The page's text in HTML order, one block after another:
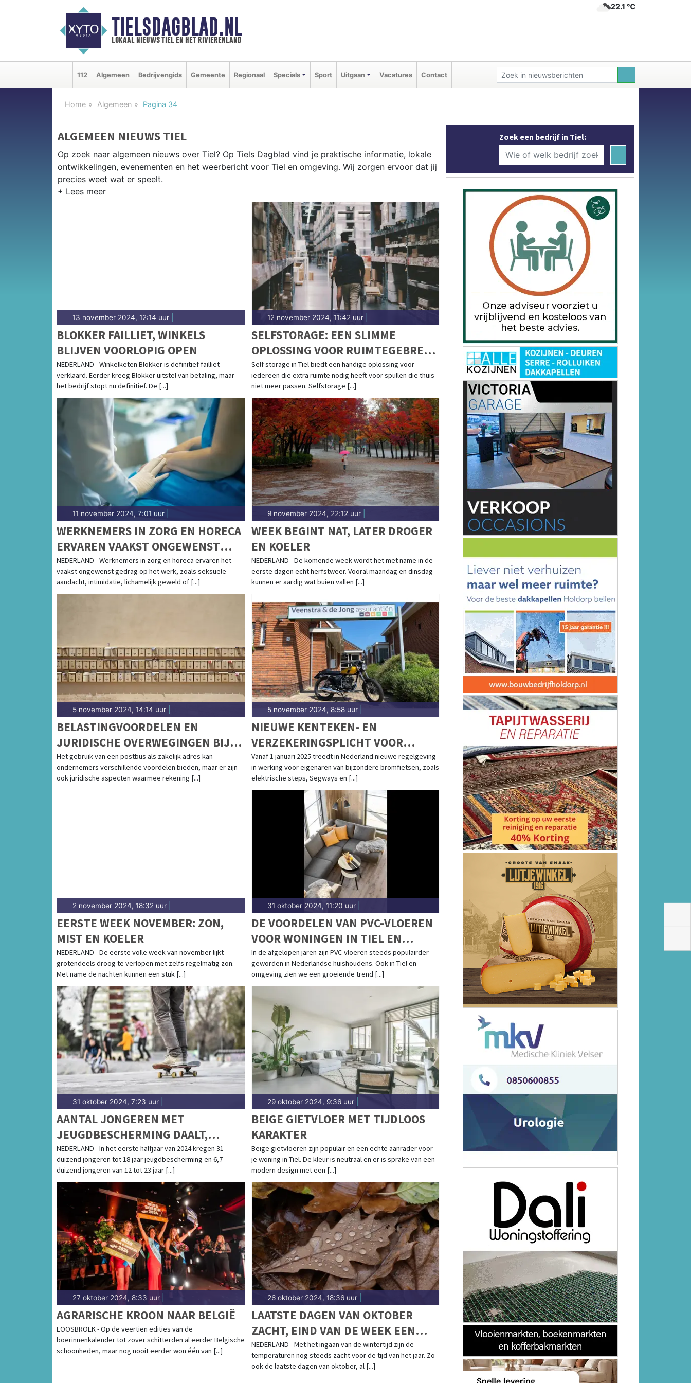
TIELSDAGBLAD.NL
lokaal nieuws tiel en het rivierenland
22.1 ℃
112 Algemeen Bedrijvengids Gemeente Regionaal Specials Sport Uitgaan Vacatures Contact
Home Algemeen Pagina 34
ALGEMEEN NIEUWS TIEL
Op zoek naar algemeen nieuws over Tiel? Op Tiels Dagblad vind je praktische informatie, lokale
ontwikkelingen, evenementen en het weerbericht voor Tiel en omgeving. Wij zorgen ervoor dat jij
precies weet wat er speelt.
Van werkzaamheden op de A15 en de Waaldijk tot evenementen als de Fruitcorso en het
weersbericht voor het Gelderse Rivierenland rondom Tiel.
13 november 2024, 12:14 uur
BLOKKER FAILLIET, WINKELS
BLIJVEN VOORLOPIG OPEN
NEDERLAND - Winkelketen Blokker is definitief failliet
verklaard. Eerder kreeg Blokker uitstel van betaling, maar
het bedrijf stopt nu definitief. De [...]
12 november 2024, 11:42 uur|
SELFSTORAGE: EEN SLIMME
OPLOSSING VOOR RUIMTEGEBREK
IN TIEL
Self storage in Tiel biedt een handige oplossing voor
iedereen die extra ruimte nodig heeft voor spullen die thuis
niet meer passen. Selfstorage [...]
11 november 2024, 7:01 uur
WERKNEMERS IN ZORG EN HORECA
ERVAREN VAAKST ONGEWENST
GEDRAG
NEDERLAND - Werknemers in zorg en horeca ervaren het
vaakst ongewenst gedrag op het werk, zoals seksuele
aandacht, intimidatie, lichamelijk geweld of [...]
9 november 2024, 22:12 uur|
WEEK BEGINT NAT, LATER DROGER
EN KOELER
NEDERLAND - De komende week wordt het met name in de
eerste dagen echt herfstweer. Vooral maandag en dinsdag
kunnen er aardig wat buien vallen [...]
5 november 2024, 14:14 uur
BELASTINGVOORDELEN EN
JURIDISCHE OVERWEGINGEN BIJ
HET GEBRUIK VAN EEN POSTBUS
ALS ZAKELIJK ADRES
Het gebruik van een postbus als zakelijk adres kan
ondernemers verschillende voordelen bieden, maar er zijn
ook juridische aspecten waarmee rekening [...]
5 november 2024, 8:58 uur|
NIEUWE KENTEKEN- EN
VERZEKERINGSPLICHT VOOR
ELEKTRISCHE STEPS EN ANDERE
BIJZONDERE BROMFIETSEN
Vanaf 1 januari 2025 treedt in Nederland nieuwe regelgeving
in werking voor eigenaren van bijzondere bromfietsen, zoals
elektrische steps, Segways en [...]
2 november 2024, 18:32 uur
EERSTE WEEK NOVEMBER: ZON,
MIST EN KOELER
NEDERLAND - De eerste volle week van november lijkt
grotendeels droog te verlopen met zelfs regelmatig zon.
Met name de nachten kunnen een stuk [...]
31 oktober 2024, 11:20 uur|
DE VOORDELEN VAN PVC-VLOEREN
VOOR WONINGEN IN TIEL EN
OMGEVING
In de afgelopen jaren zijn PVC-vloeren steeds populairder
geworden in Nederlandse huishoudens. Ook in Tiel en
omgeving zien we een groeiende trend [...]
31 oktober 2024, 7:23 uur
AANTAL JONGEREN MET
JEUGDBESCHERMING DAALT,
JEUGDRECLASSERING NEEMT TOE
NEDERLAND - In het eerste halfjaar van 2024 kregen 31
duizend jongeren tot 18 jaar jeugdbescherming en 6,7
duizend jongeren van 12 tot 23 jaar [...]
29 oktober 2024, 9:36 uur|
BEIGE GIETVLOER MET TIJDLOOS
KARAKTER
Beige gietvloeren zijn populair en een echte aanrader voor
je woning in Tiel. De kleur is neutraal en er is sprake van een
modern design met een [...]
27 oktober 2024, 8:33 uur
AGRARISCHE KROON NAAR BELGIË
LOOSBROEK - Op de veertien edities van de
boerinnenkalender tot zover schitterden al eerder Belgische
schoonheden, maar nog nooit eerder won één van [...]
26 oktober 2024, 18:36 uur|
LAATSTE DAGEN VAN OKTOBER
ZACHT, EIND VAN DE WEEK EEN
STUK KOELER
NEDERLAND - Met het ingaan van de wintertijd zijn de
temperaturen nog steeds zacht voor de tijd van het jaar. Zo
ook de laatste dagen van oktober, al [...]
Zoek een bedrijf in Tiel: